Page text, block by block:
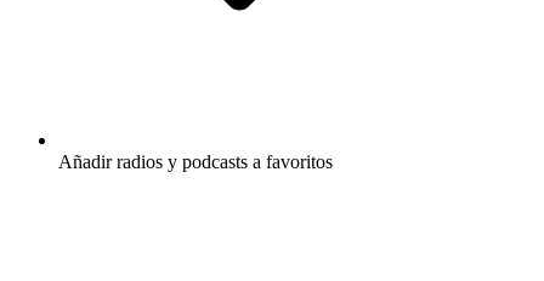
Añadir radios y podcasts a favoritos